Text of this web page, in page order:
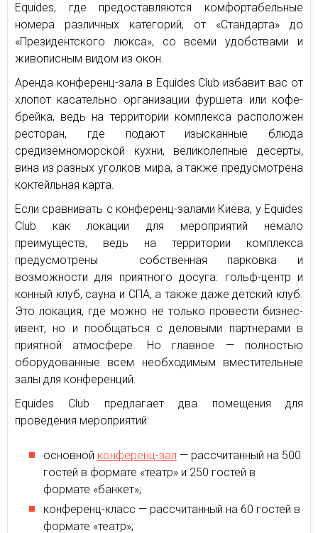
Equides, где предоставляются комфортабельные
номера различных категорий, от «Стандарта» до
«Президентского люкса», со всеми удобствами и
живописным видом из окон.
Аренда конференц-зала в Equides Club избавит вас от
хлопот касательно организации фуршета или кофе-
брейка, ведь на территории комплекса расположен
ресторан, где подают изысканные блюда
средиземноморской кухни, великолепные десерты,
вина из разных уголков мира, а также предусмотрена
коктейльная карта.
Если сравнивать с конференц-залами Киева, у Equides
Club как локации для мероприятий немало
преимуществ, ведь на территории комплекса
предусмотрены собственная парковка и
возможности для приятного досуга: гольф-центр и
конный клуб, сауна и СПА, а также даже детский клуб.
Это локация, где можно не только провести бизнес-
ивент, но и пообщаться с деловыми партнерами в
приятной атмосфере. Но главное — полностью
оборудованные всем необходимым вместительные
залы для конференций.
Equides Club предлагает два помещения для
проведения мероприятий:
основной конференц-зал — рассчитанный на 500
гостей в формате «театр» и 250 гостей в
формате «банкет»;
конференц-класс — рассчитанный на 60 гостей в
формате «театр»;